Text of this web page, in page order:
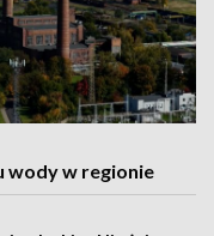
wody w regionie